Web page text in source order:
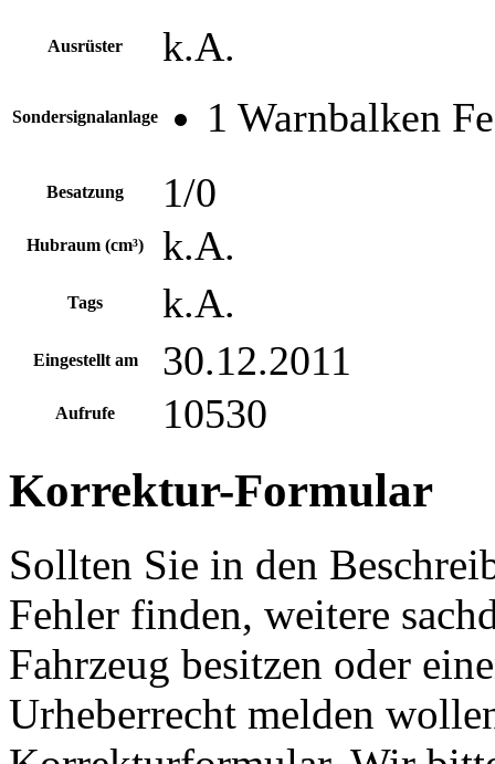
Ausrüster k.A.
Sondersignalanlage 1 Warnbalken
Besatzung 1/0
Hubraum (cm³) k.A.
Tags k.A.
Eingestellt am 30.12.2011
Aufrufe 10530
Korrektur-Formular
Sollten Sie in den
Fehler finden, weitere
Fahrzeug besitzen oder
Urheberrecht melden